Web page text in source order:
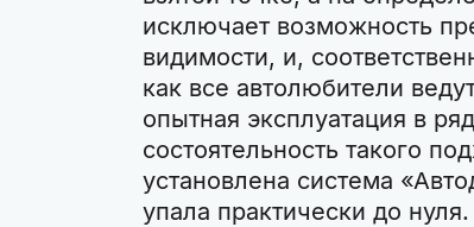
исключает возможность
видимости, и,
как все автолюбители
опытная эксплуатация в
состоятельность такого
установлена система
упала практически до нуля.